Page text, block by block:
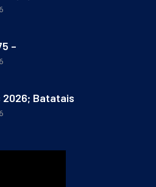
–
2026; Batatais